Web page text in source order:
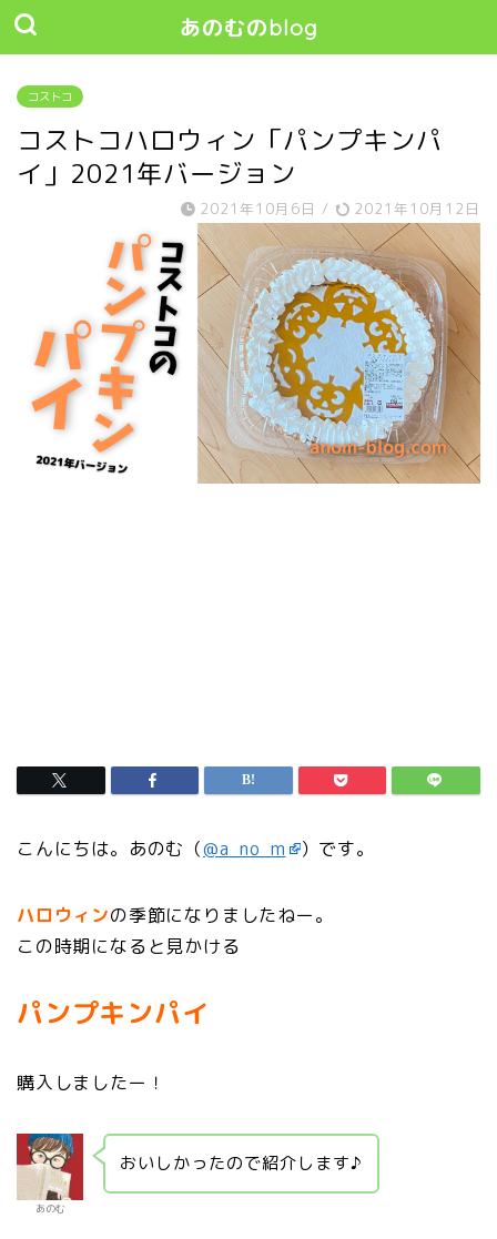
あのむのblog
コストコ
コストコハロウィン「パンプキンパ
イ」2021年バージョン
2021年10月6日 / 2021年10月12日
こんにちは。あのむ（@a_no_m ）です。
ハロウィンの季節になりましたねー。
この時期になると見かける
パンプキンパイ
購入しましたー！
あのむ
おいしかったので紹介します♪